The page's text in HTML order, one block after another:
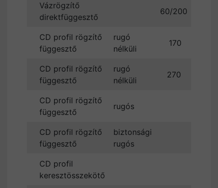
Vázrögzítő
direktfüggesztő
60/200
CD profil rögzítő
függesztő
rugó
nélküli
170
CD profil rögzítő
függesztő
rugó
nélküli
270
CD profil rögzítő
függesztő
rugós
CD profil rögzítő
függesztő
biztonsági
rugós
CD profil
keresztösszekötő